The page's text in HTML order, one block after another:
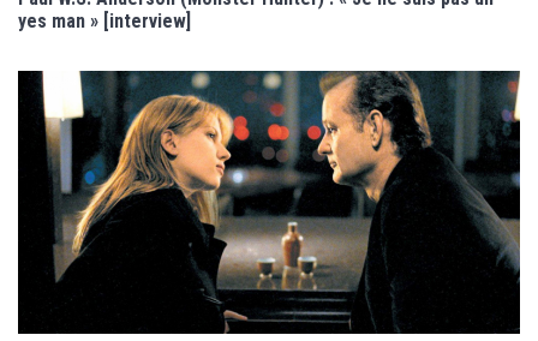
yes man » [interview]